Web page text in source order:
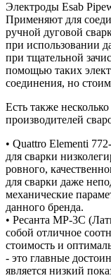
Электроды Esab
Применяют для
ручной дуговой
при использовании
при тщательной
помощью таких
соединения, но
Есть также
производителей
• Quattro Elementi
для сварки
ровного,
для сварки даже
механические
данного бренда.
• Ресанта MP-3C
собой отличное
стоимость и
- это главные
является низкий